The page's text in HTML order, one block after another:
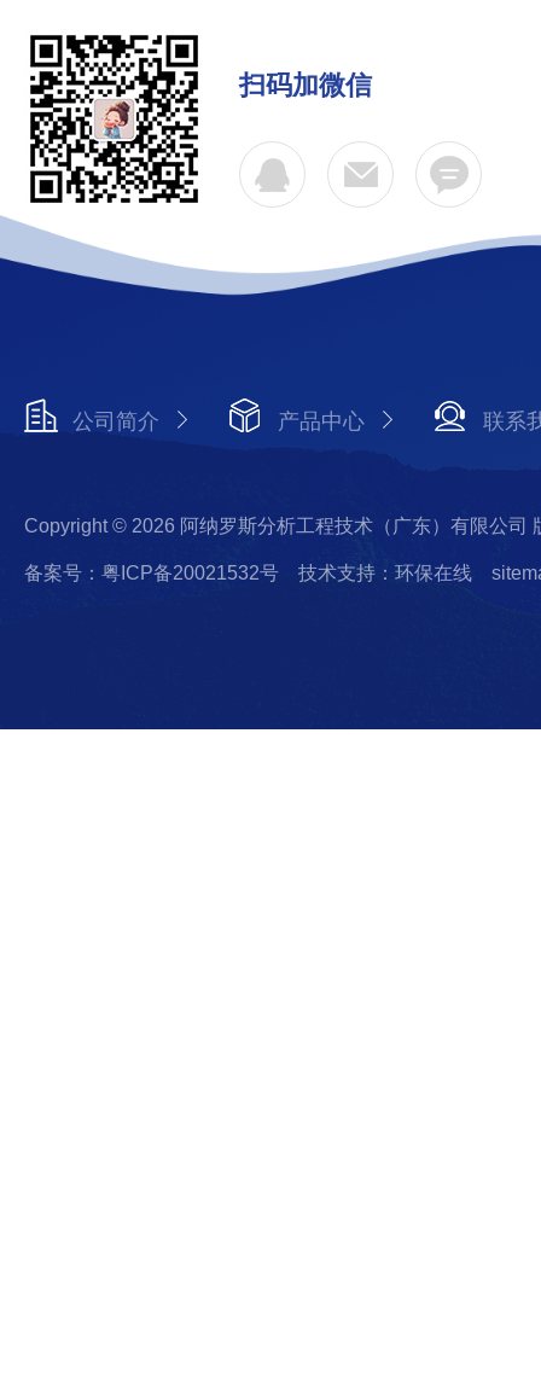
扫码加微信
公司简介 产品中心 联系
Copyright © 2026 阿纳罗斯分析工程技术（广东）有限公司
备案号：粤ICP备20021532号 技术支持：环保在线